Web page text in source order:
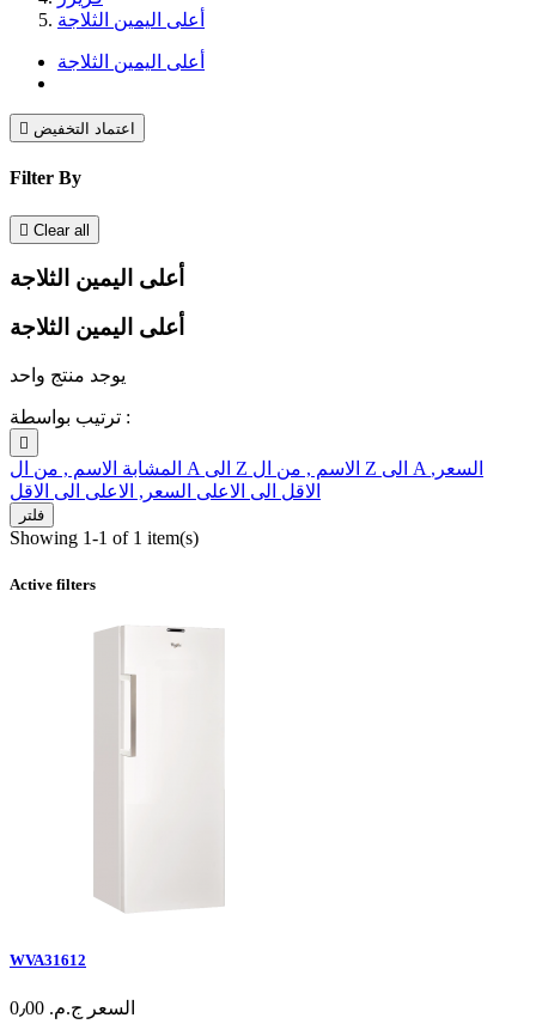
أعلى اليمين الثلاجة
أعلى اليمين الثلاجة
 اعتماد التخفيض
Filter By
 Clear all
أعلى اليمين الثلاجة
أعلى اليمين الثلاجة
يوجد منتج واحد
ترتيب بواسطة :

المشابة الاسم , من ال A الى Z الاسم , من ال Z الى A السعر,
الاقل الى الاعلى السعر, الاعلى الى الاقل
فلتر
Showing 1-1 of 1 item(s)
Active filters
WVA31612
السعر ج.م.‏ 0٫00